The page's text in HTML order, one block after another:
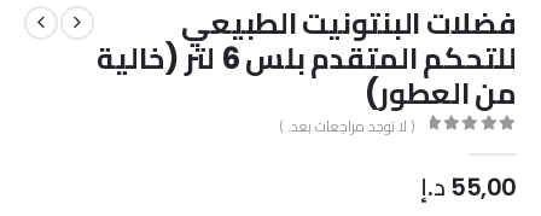
فضلات البنتونيت الطبيعي
للتحكم المتقدم بلس 6 لتر (خالية
من العطور)
( لا توجد مراجعات بعد. )
55,00 د.إ